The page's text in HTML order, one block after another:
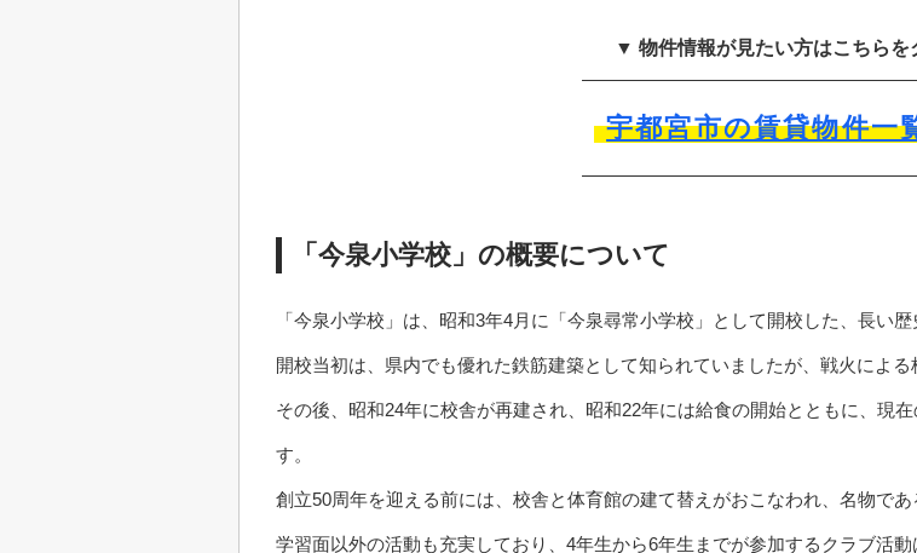
▼ 物件情報が見たい方はこちら
宇都宮市の賃貸物件一
「今泉小学校」の概要について
「今泉小学校」は、昭和3年4月に「今泉尋常小学校」として開校した、長い歴
開校当初は、県内でも優れた鉄筋建築として知られていましたが、戦火による
その後、昭和24年に校舎が再建され、昭和22年には給食の開始とともに、現
す。
創立50周年を迎える前には、校舎と体育館の建て替えがおこなわれ、名物で
学習面以外の活動も充実しており、4年生から6年生までが参加するクラブ活動